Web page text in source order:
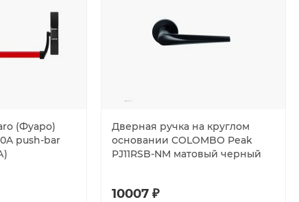
(Фуаро)
push-bar
Дверная ручка на круглом
основании COLOMBO Peak
PJ11RSB-NM матовый черный
10007 ₽